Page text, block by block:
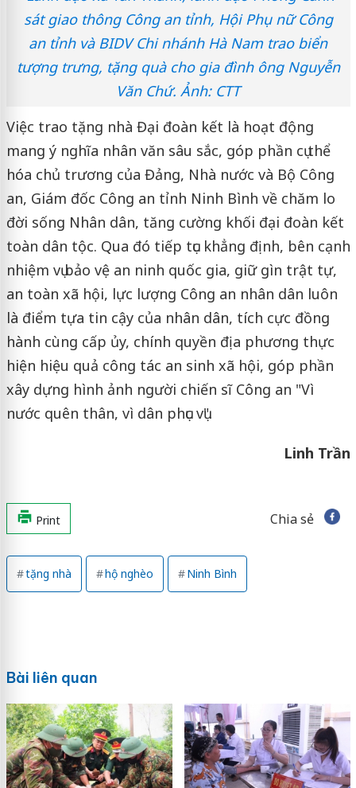
sát giao thông Công an tỉnh, Hội Phụ nữ Công
an tỉnh và BIDV Chi nhánh Hà Nam trao biển
tượng trưng, tặng quà cho gia đình ông Nguyễn
Văn Chứ. Ảnh: CTT
Việc trao tặng nhà Đại đoàn kết là hoạt động
mang ý nghĩa nhân văn sâu sắc, góp phần cụ thể
hóa chủ trương của Đảng, Nhà nước và Bộ Công
an, Giám đốc Công an tỉnh Ninh Bình về chăm lo
đời sống Nhân dân, tăng cường khối đại đoàn kết
toàn dân tộc. Qua đó tiếp tục khẳng định, bên cạnh
nhiệm vụ bảo vệ an ninh quốc gia, giữ gìn trật tự,
an toàn xã hội, lực lượng Công an nhân dân luôn
là điểm tựa tin cậy của nhân dân, tích cực đồng
hành cùng cấp ủy, chính quyền địa phương thực
hiện hiệu quả công tác an sinh xã hội, góp phần
xây dựng hình ảnh người chiến sĩ Công an "Vì
nước quên thân, vì dân phục vụ".
Linh Trần
Print Chia sẻ
tặng nhà hộ nghèo Ninh Bình
Bài liên quan